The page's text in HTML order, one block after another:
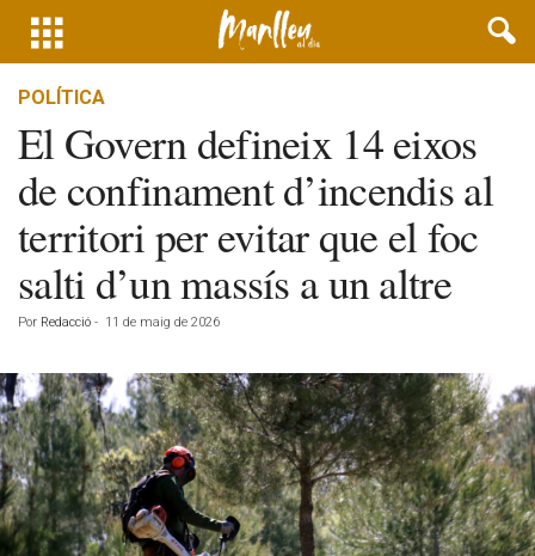
POLÍTICA
El Govern defineix 14 eixos
de confinament d’incendis al
territori per evitar que el foc
salti d’un massís a un altre
Por Redacció - 11 de maig de 2026